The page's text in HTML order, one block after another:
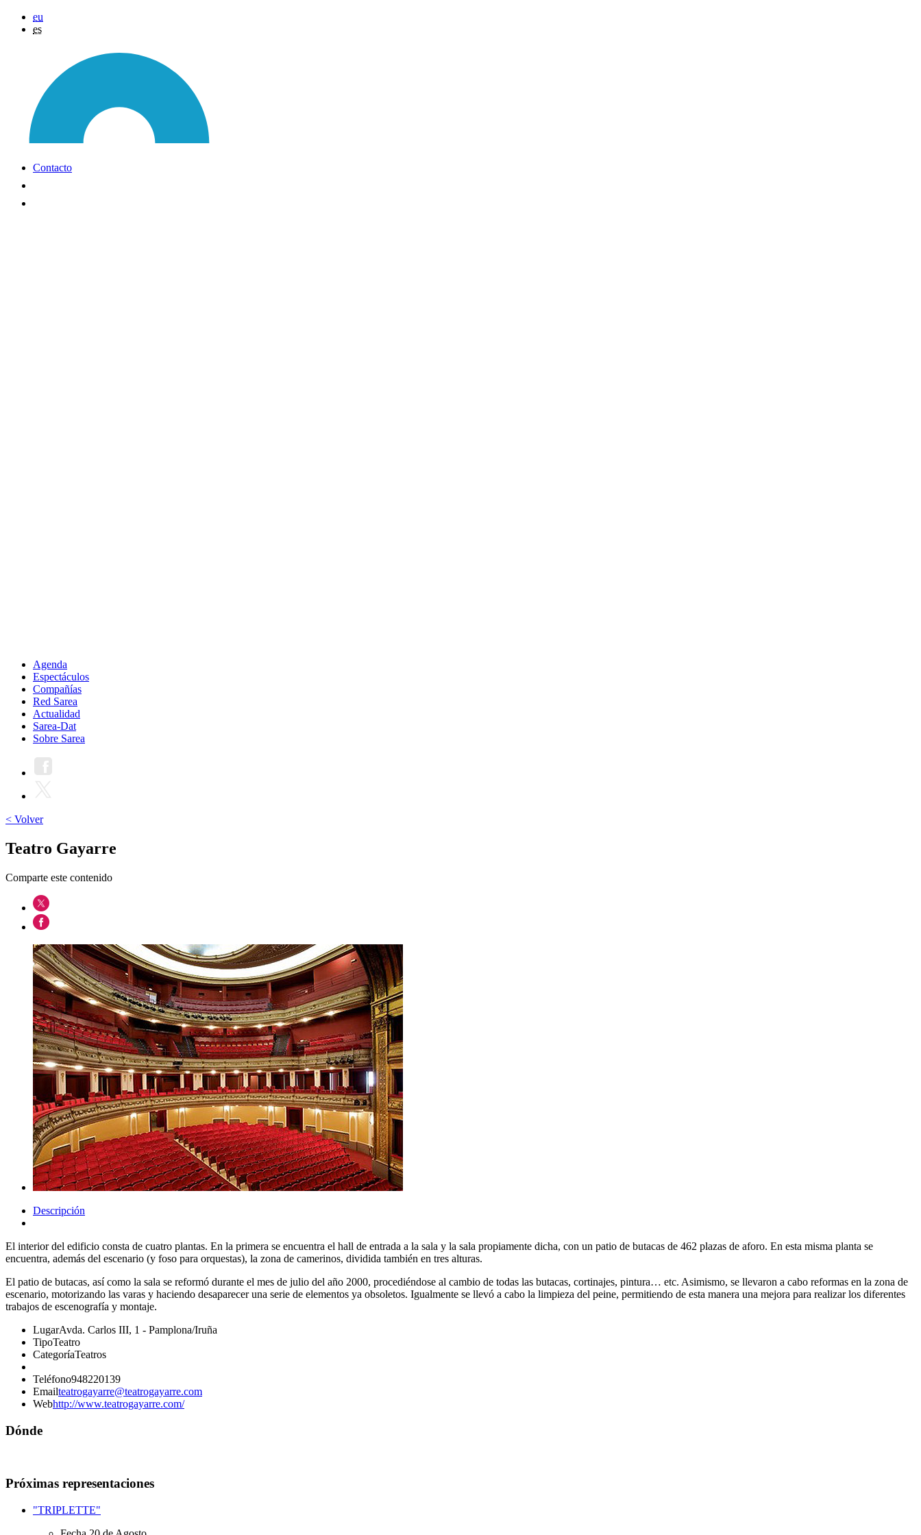
eu
es
Contacto
Agenda
Espectáculos
Compañías
Red Sarea
Actualidad
Sarea-Dat
Sobre Sarea
< Volver
Teatro Gayarre
Comparte este contenido
Descripción
El interior del edificio consta de cuatro plantas. En la primera se encuentra el hall de entrada a la sala y la sala propiamente dicha, con un patio de butacas de 462 plazas de aforo. En esta misma planta se
encuentra, además del escenario (y foso para orquestas), la zona de camerinos, dividida también en tres alturas.
El patio de butacas, así como la sala se reformó durante el mes de julio del año 2000, procediéndose al cambio de todas las butacas, cortinajes, pintura… etc. Asimismo, se llevaron a cabo reformas en la zona de
escenario, motorizando las varas y haciendo desaparecer una serie de elementos ya obsoletos. Igualmente se llevó a cabo la limpieza del peine, permitiendo de esta manera una mejora para realizar los diferentes
trabajos de escenografía y montaje.
LugarAvda. Carlos III, 1 - Pamplona/Iruña
TipoTeatro
CategoríaTeatros
Teléfono948220139
Emailteatrogayarre@teatrogayarre.com
Webhttp://www.teatrogayarre.com/
Dónde
Próximas representaciones
"TRIPLETTE"